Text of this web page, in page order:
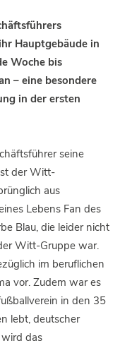
Hauptgebäude in
Woche bis
– eine besondere
in der ersten
seine
der Witt-
aus
Lebens Fan des
Blau, die leider nicht
Witt-Gruppe war.
im beruflichen
vor. Zudem war es
in den 35
lebt, deutscher
das